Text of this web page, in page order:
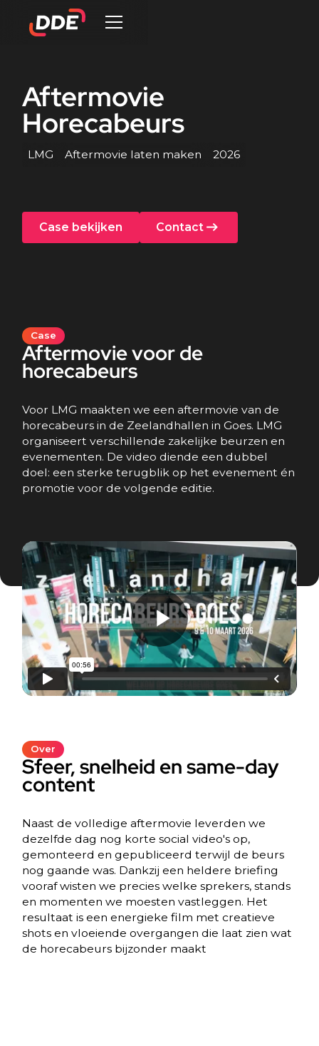
Aftermovie
Horecabeurs
LMG Aftermovie laten maken 2026
Case bekijken Contact
Case
Aftermovie voor de
horecabeurs
Voor LMG maakten we een aftermovie van de
horecabeurs in de Zeelandhallen in Goes. LMG
organiseert verschillende zakelijke beurzen en
evenementen. De video diende een dubbel
doel: een sterke terugblik op het evenement én
promotie voor de volgende editie.
Over
Sfeer, snelheid en same-day
content
Naast de volledige aftermovie leverden we
dezelfde dag nog korte social video's op,
gemonteerd en gepubliceerd terwijl de beurs
nog gaande was. Dankzij een heldere briefing
vooraf wisten we precies welke sprekers, stands
en momenten we moesten vastleggen. Het
resultaat is een energieke film met creatieve
shots en vloeiende overgangen die laat zien wat
de horecabeurs bijzonder maakt